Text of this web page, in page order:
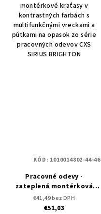
montérkové kraťasy v
kontrastných farbách s
multifunkčnými vreckami a
pútkami na opasok zo série
pracovných odevov CXS
SIRIUS BRIGHTON
Pracovné odevy -
zateplená montérková
blúza CXS SIRIUS BRIGHTON
€41,49 bez DPH
€51,03
KÓD: 1010014802-44-46